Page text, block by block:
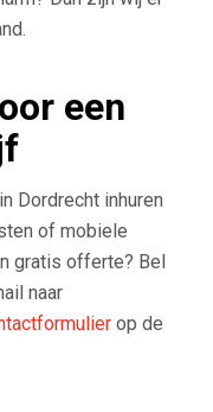
een
Dordrecht inhuren
of mobiele
gratis offerte? Bel
naar
op de